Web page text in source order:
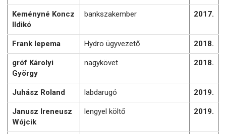
Keményné Koncz
Ildikó
bankszakember 2017.
Frank Iepema Hydro ügyvezető 2018.
gróf Károlyi
György
nagykövet 2018.
Juhász Roland labdarugó 2019.
Janusz Ireneusz
Wójcik
lengyel költő 2019.